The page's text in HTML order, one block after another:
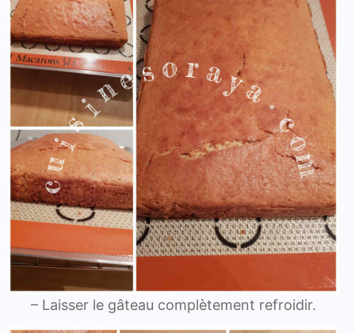
– Laisser le gâteau complètement refroidir.